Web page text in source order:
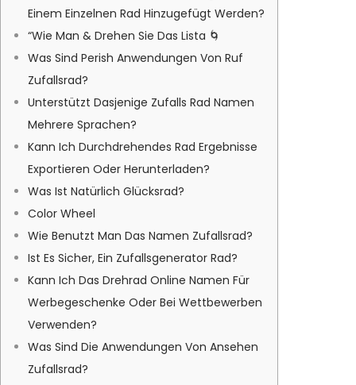
Einem Einzelnen Rad Hinzugefügt Werden?
“Wie Man & Drehen Sie Das Lista 🌀
Was Sind Perish Anwendungen Von Ruf
Zufallsrad?
Unterstützt Dasjenige Zufalls Rad Namen
Mehrere Sprachen?
Kann Ich Durchdrehendes Rad Ergebnisse
Exportieren Oder Herunterladen?
Was Ist Natürlich Glücksrad?
Color Wheel
Wie Benutzt Man Das Namen Zufallsrad?
Ist Es Sicher, Ein Zufallsgenerator Rad?
Kann Ich Das Drehrad Online Namen Für
Werbegeschenke Oder Bei Wettbewerben
Verwenden?
Was Sind Die Anwendungen Von Ansehen
Zufallsrad?